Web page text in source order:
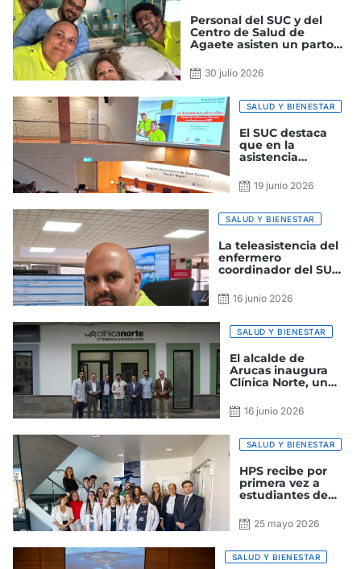
Personal del SUC y del
Centro de Salud de
Agaete asisten un parto
traslado de la gestante al
hospital
30 julio 2026
SALUD Y BIENESTAR
El SUC destaca
que en la
asistencia
es clave la
capacidad de
profesionales
19 junio 2026
SALUD Y BIENESTAR
La teleasistencia del
enfermero
coordinador del SUC
un recién nacido en
Fuerteventura
16 junio 2026
SALUD Y BIENESTAR
El alcalde de
Arucas inaugura
Clínica Norte, un
especializado en
otorrinolaringología
16 junio 2026
SALUD Y BIENESTAR
HPS recibe por
primera vez a
estudiantes de
prácticas clínicas
25 mayo 2026
SALUD Y BIENESTAR